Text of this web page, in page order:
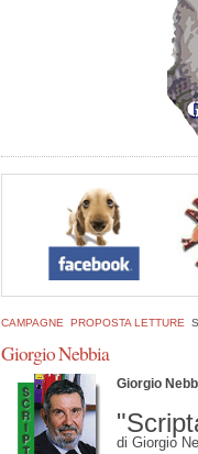
CAMPAGNE PROPOSTA LETTURE
Giorgio Nebbia
Giorgio
di Giorgio